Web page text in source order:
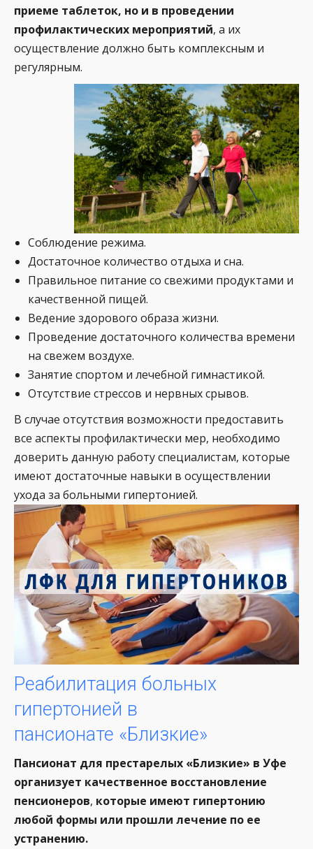
приеме таблеток, но и в проведении
профилактических мероприятий, а их
осуществление должно быть комплексным и
регулярным.
Соблюдение режима.
Достаточное количество отдыха и сна.
Правильное питание со свежими продуктами и
качественной пищей.
Ведение здорового образа жизни.
Проведение достаточного количества времени
на свежем воздухе.
Занятие спортом и лечебной гимнастикой.
Отсутствие стрессов и нервных срывов.
В случае отсутствия возможности предоставить
все аспекты профилактически мер, необходимо
доверить данную работу специалистам, которые
имеют достаточные навыки в осуществлении
ухода за больными гипертонией.
Реабилитация больных
гипертонией в
пансионате «Близкие»
Пансионат для престарелых «Близкие» в Уфе
организует качественное восстановление
пенсионеров, которые имеют гипертонию
любой формы или прошли лечение по ее
устранению.